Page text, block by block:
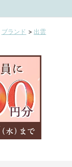
ブランド > 出雲